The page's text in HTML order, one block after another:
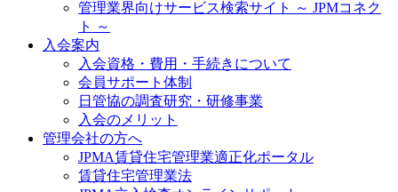
管理業界向けサービス検索サイト ～ JPMコネク
ト ～
入会案内
入会資格・費用・手続きについて
会員サポート体制
日管協の調査研究・研修事業
入会のメリット
管理会社の方へ
JPMA賃貸住宅管理業適正化ポータル
賃貸住宅管理業法